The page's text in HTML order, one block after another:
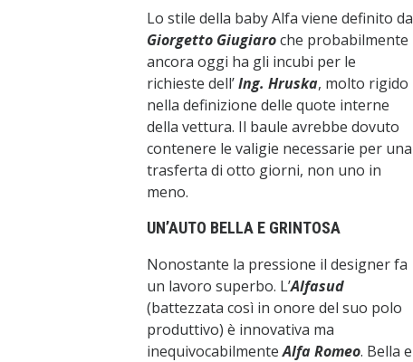
Lo stile della baby Alfa viene definito da
Giorgetto Giugiaroche probabilmente
ancora oggi ha gli incubi per le
richieste dell’Ing. Hruska, molto rigido
nella definizione delle quote interne
della vettura. Il baule avrebbe dovuto
contenere le valigie necessarie per una
trasferta di otto giorni, non uno in
meno.
UN’AUTO BELLA E GRINTOSA
Nonostante la pressione il designer fa
un lavoro superbo. L’Alfasud
(battezzata così in onore del suo polo
produttivo) è innovativa ma
inequivocabilmenteAlfa Romeo. Bella e